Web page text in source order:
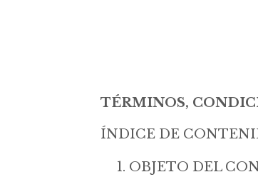
TÉRMINOS,
ÍNDICE DE
OBJETO DEL